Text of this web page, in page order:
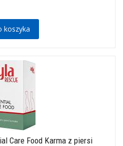
koszyka
Care Food Karma z piersi